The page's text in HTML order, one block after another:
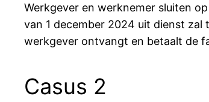
Werkgever en werknemer sluiten
van 1 december 2024 uit dienst
werkgever ontvangt en betaalt de
Casus 2